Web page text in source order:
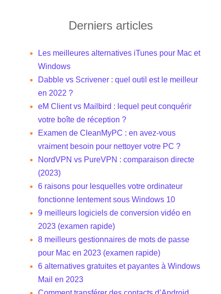
Derniers articles
Les meilleures alternatives iTunes pour Mac et
Windows
Dabble vs Scrivener : quel outil est le meilleur
en 2022 ?
eM Client vs Mailbird : lequel peut conquérir
votre boîte de réception ?
Examen de CleanMyPC : en avez-vous
vraiment besoin pour nettoyer votre PC ?
NordVPN vs PureVPN : comparaison directe
(2023)
6 raisons pour lesquelles votre ordinateur
fonctionne lentement sous Windows 10
9 meilleurs logiciels de conversion vidéo en
2023 (examen rapide)
8 meilleurs gestionnaires de mots de passe
pour Mac en 2023 (examen rapide)
6 alternatives gratuites et payantes à Windows
Mail en 2023